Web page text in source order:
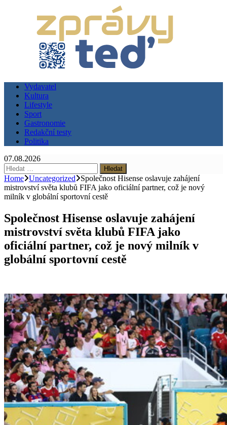
Vydavatel
Kultura
Lifestyle
Sport
Gastronomie
Redakční testy
Politika
07.08.2026
Vyhledávání
Home Uncategorized
Společnost Hisense oslavuje zahájení
mistrovství světa klubů FIFA jako oficiální partner, což je nový
milník v globální sportovní cestě
Společnost Hisense oslavuje zahájení
mistrovství světa klubů FIFA jako
oficiální partner, což je nový milník v
globální sportovní cestě